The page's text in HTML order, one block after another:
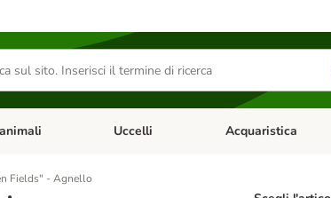
Categoria: Diete e antiparassitariApri Menu Categoria: Piccoli animali
Uccelli Apri Menu Categoria:
Acquaristica
Fields" - Agnello